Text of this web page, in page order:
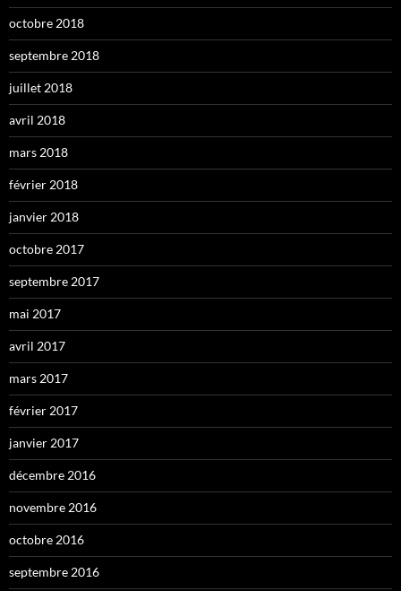
octobre 2018
septembre 2018
juillet 2018
avril 2018
mars 2018
février 2018
janvier 2018
octobre 2017
septembre 2017
mai 2017
avril 2017
mars 2017
février 2017
janvier 2017
décembre 2016
novembre 2016
octobre 2016
septembre 2016